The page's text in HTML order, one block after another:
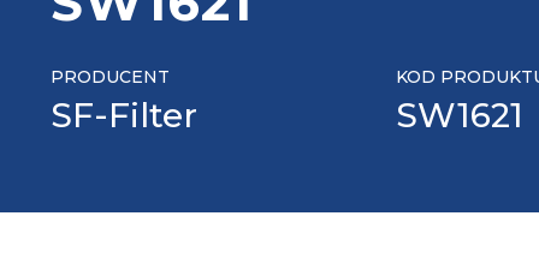
PRODUCENT
SF-Filter
KOD
SW1621